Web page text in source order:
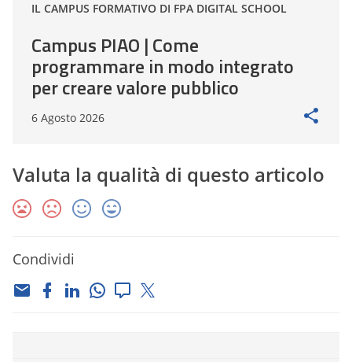
IL CAMPUS FORMATIVO DI FPA DIGITAL SCHOOL
Campus PIAO | Come
programmare in modo integrato
per creare valore pubblico
6 Agosto 2026
Valuta la qualità di questo articolo
Condividi